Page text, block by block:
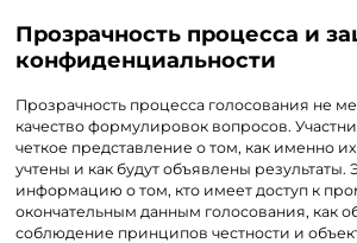
Прозрачность процесса и
конфиденциальности
Прозрачность процесса голосования не
качество формулировок вопросов.
четкое представление о том, как именно их
учтены и как будут объявлены результаты.
информацию о том, кто имеет доступ к
окончательным данным голосования, как
соблюдение принципов честности и